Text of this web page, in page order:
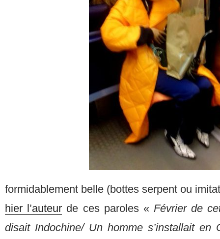
formidablement belle (bottes serpent ou
hier l’auteur de ces paroles «Février de
disait Indochine/ Un homme s’installait en